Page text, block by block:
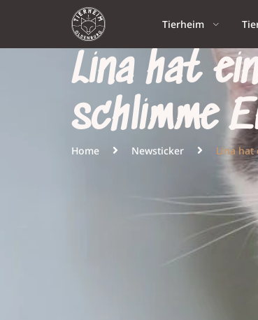
Tierheim
Lina hat
schlimme
Home Newsticker Lina hat